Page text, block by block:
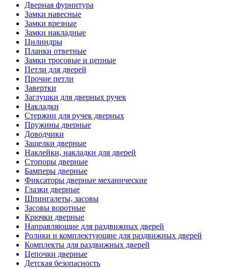
Дверная фурнитура
Замки навесные
Замки врезные
Замки накладные
Цилиндры
Планки ответные
Замки тросовые и цепные
Петли для дверей
Прочие петли
Завертки
Заглушки для дверных ручек
Накладки
Стержни для ручек дверных
Пружины дверные
Доводчики
Защелки дверные
Наклейки, накладки для дверей
Стопоры дверные
Бамперы дверные
Фиксаторы дверные механические
Глазки дверные
Шпингалеты, засовы
Засовы воротные
Крючки дверные
Направляющие для раздвижных дверей
Ролики и комплектующие для раздвижных дверей
Комплекты для раздвижных дверей
Цепочки дверные
Детская безопасность